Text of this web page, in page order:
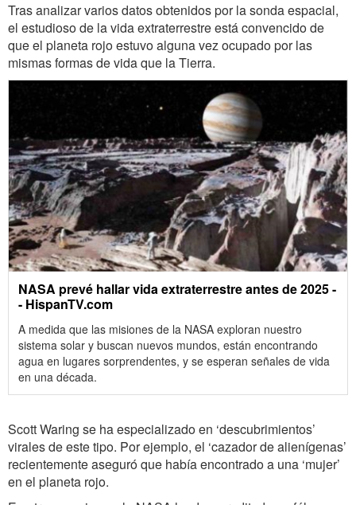
Tras analizar varios datos obtenidos por la sonda espacial,
el estudioso de la vida extraterrestre está convencido de
que el planeta rojo estuvo alguna vez ocupado por las
mismas formas de vida que la Tierra.
NASA prevé hallar vida extraterrestre antes de 2025 -
- HispanTV.com
A medida que las misiones de la NASA exploran nuestro
sistema solar y buscan nuevos mundos, están encontrando
agua en lugares sorprendentes, y se esperan señales de vida
en una década.
Scott Waring se ha especializado en ‘descubrimientos’
virales de este tipo. Por ejemplo, el ‘cazador de alienígenas’
recientemente aseguró que había encontrado a una ‘mujer’
en el planeta rojo.